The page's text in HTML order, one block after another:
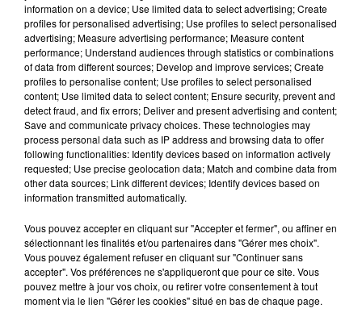
TITRES DIFFUSÉS
18h01
18h01
Dai Dai
17h57
17h57
A L'imparfaite
17h54
17h54 17h46
17h46
information on a device; Use limited data to select advertising; Create
profiles for personalised advertising; Use profiles to select personalised
advertising; Measure advertising performance; Measure content
performance; Understand audiences through statistics or combinations
of data from different sources; Develop and improve services; Create
profiles to personalise content; Use profiles to select personalised
content; Use limited data to select content; Ensure security, prevent and
detect fraud, and fix errors; Deliver and present advertising and content;
Save and communicate privacy choices. These technologies may
process personal data such as IP address and browsing data to offer
following functionalities: Identify devices based on information actively
requested; Use precise geolocation data; Match and combine data from
other data sources; Link different devices; Identify devices based on
information transmitted automatically.
Vous pouvez accepter en cliquant sur "Accepter et fermer", ou affiner en
sélectionnant les finalités et/ou partenaires dans "Gérer mes choix".
Vous pouvez également refuser en cliquant sur "Continuer sans
accepter". Vos préférences ne s'appliqueront que pour ce site. Vous
pouvez mettre à jour vos choix, ou retirer votre consentement à tout
moment via le lien "Gérer les cookies" situé en bas de chaque page.